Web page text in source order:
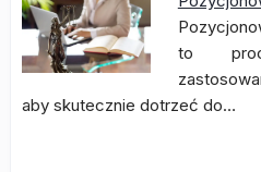
to
aby skutecznie dotrzeć do…